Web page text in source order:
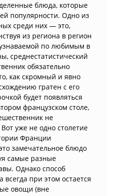
блюда, которые
популярности. Одно из
среди них — это,
из региона в регион
по любимым в
среднестатистический
обязательно
как скромный и явно
гратен с его
будет появляться
французском столе,
не
уже не одно столетие
Франции
замечательное блюдо
самые разные
Однако способ
всегда при этом остается
овощи (вне